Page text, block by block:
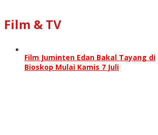
Film & TV
Film Juminten Edan Bakal Tayang di
Bioskop Mulai Kamis 7 Juli